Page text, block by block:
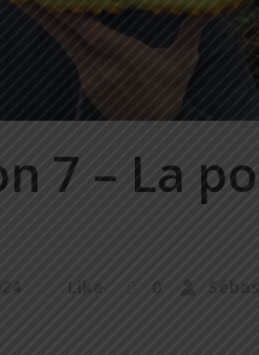
7 – La
Like 0